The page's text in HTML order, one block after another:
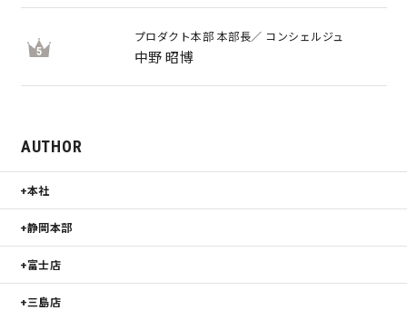
5
プロダクト本部 本部長／ コンシェルジュ
中野 昭博
AUTHOR
本社
静岡本部
富士店
三島店